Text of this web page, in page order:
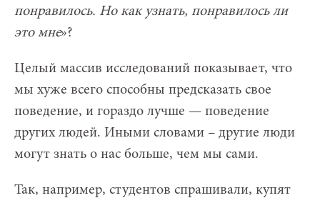
понравилось. Но как узнать, понравилось ли
это мне»?
Целый массив исследований показывает, что
мы хуже всего способны предсказать свое
поведение, и гораздо лучше — поведение
других людей. Иными словами – другие люди
могут знать о нас больше, чем мы сами.
Так, например, студентов спрашивали, купят